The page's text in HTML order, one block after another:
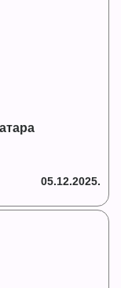
05.12.2025.